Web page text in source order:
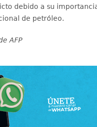
debido a su
de petróleo.
AFP